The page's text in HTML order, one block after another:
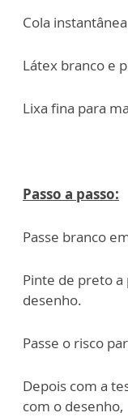
Cola instantânea
Látex branco e
Lixa fina para
Passo a passo:
Passe branco
Pinte de preto a
desenho.
Passe o risco
Depois com a
com o desenho,